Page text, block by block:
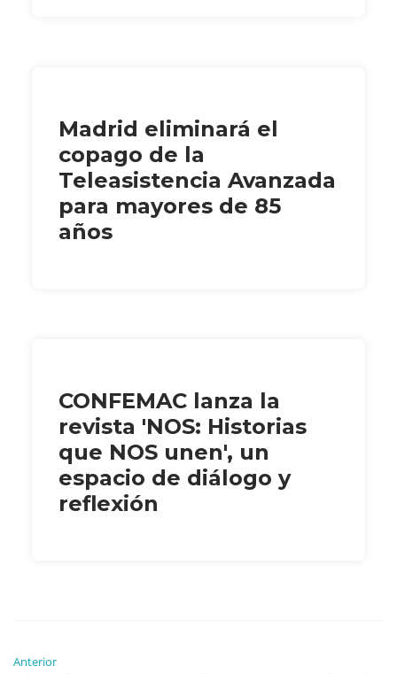
Madrid eliminará el
copago de la
Teleasistencia Avanzada
para mayores de 85
años
CONFEMAC lanza la
revista 'NOS: Historias
que NOS unen', un
espacio de diálogo y
reflexión
Anterior